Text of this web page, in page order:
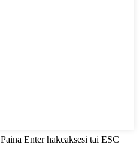
Paina Enter hakeaksesi tai ESC